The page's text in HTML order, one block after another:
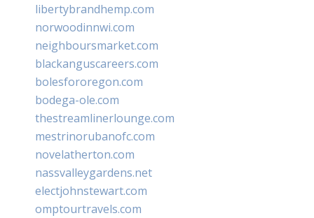
libertybrandhemp.com
norwoodinnwi.com
neighboursmarket.com
blackanguscareers.com
bolesfororegon.com
bodega-ole.com
thestreamlinerlounge.com
mestrinorubanofc.com
novelatherton.com
nassvalleygardens.net
electjohnstewart.com
omptourtravels.com